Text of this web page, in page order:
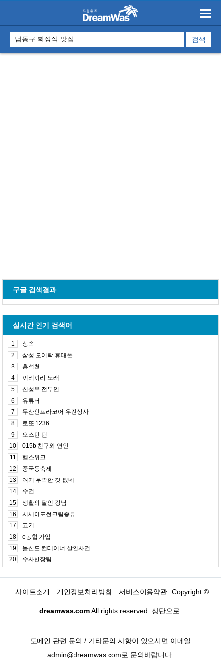
구글 검색결과
실시간 인기 검색어
1
상속
2
삼성 도어락 휴대폰
3
홍석천
4
끼리끼리 노래
5
신성우 전부인
6
유튜버
7
두산인프라코어 우진상사
8
로또 1236
9
오스틴 딘
10
015b 친구와 연인
11
헬스위크
12
중국등축제
13
여기 부족한 것 없네
14
수건
15
생활의 달인 강남
16
시세이도썬크림종류
17
고기
18
e농협 가입
19
돌산도 컨테이너 살인사건
20
수사반장팀
사이트소개 개인정보처리방침 서비스이용약관 Copyright ©
dreamwas.comAll rights reserved. 상단으로
도메인 관련 문의 / 기타문의 사항이 있으시면 이메일
admin@dreamwas.com로 문의바랍니다.